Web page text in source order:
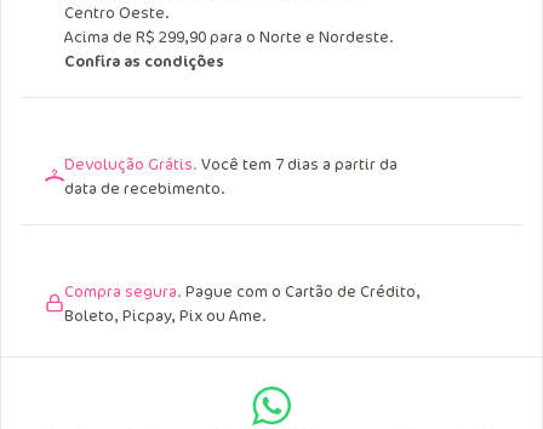
Centro Oeste.
Acima de R$ 299,90 para o Norte e Nordeste.
Confira as condições
Devolução Grátis. Você tem 7 dias a partir da
data de recebimento.
Compra segura. Pague com o Cartão de Crédito,
Boleto, Picpay, Pix ou Ame.